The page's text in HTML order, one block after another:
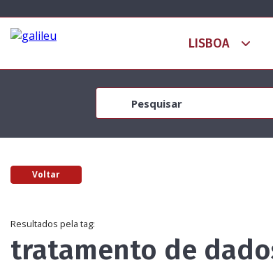
Voltar
Resultados pela tag:
tratamento de